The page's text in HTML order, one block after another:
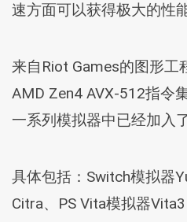
速方面可以获得极大的性
来自Riot Games的图形工
AMD Zen4 AVX-512指令
一系列模拟器中已经加入
具体包括：Switch模拟器
Citra、PS Vita模拟器